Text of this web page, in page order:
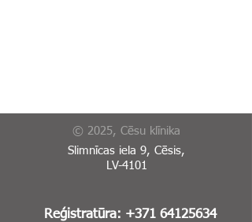
© 2025, Cēsu klīnika
Slimnīcas iela 9, Cēsis,
LV-4101
Reģistratūra: +371 64125634